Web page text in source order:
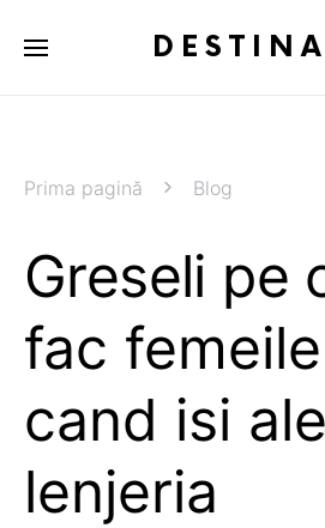
Prima pagină Blog
Greseli pe
fac
cand isi
lenjeria